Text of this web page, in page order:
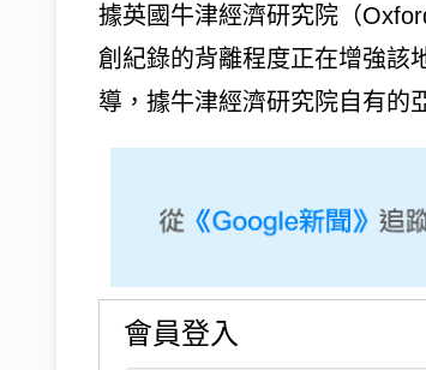
據英國牛津經濟研究院（
創紀錄的背離程度正在增強該
導，據牛津經濟研究院自有的
會員登入